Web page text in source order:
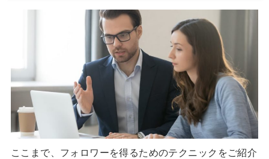
ここまで、フォロワーを得るためのテクニックをご紹介